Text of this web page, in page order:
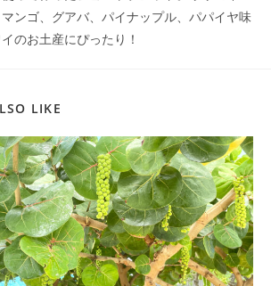
ンゴ、グアバ、パイナップル、パパイヤ味
のお土産にぴったり！
LIKE